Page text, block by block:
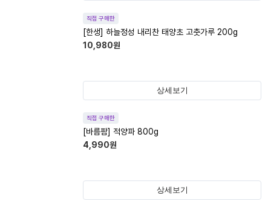
직접 구매한
[한생] 하늘정성 내리찬 태양초 고춧가루 200g
10,980원
상세보기
직접 구매한
[바름팜] 적양파 800g
4,990원
상세보기